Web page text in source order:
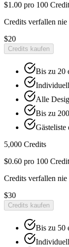
$1.00 pro 100
Credits verfallen nie
$20
Credits kaufen
Bis zu 20
Alle
Bis zu
Gästeliste
5,000 Credits
$0.60 pro 100
Credits verfallen nie
$30
Credits kaufen
Bis zu 50